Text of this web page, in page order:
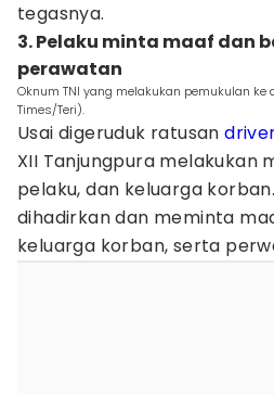
tegasnya.
3. Pelaku minta maaf dan
perawatan
Oknum TNI yang melakukan pemukulan ke
Times/Teri).
Usai digeruduk ratusan
XII Tanjungpura melakukan
pelaku, dan keluarga
dihadirkan dan meminta
keluarga korban, serta